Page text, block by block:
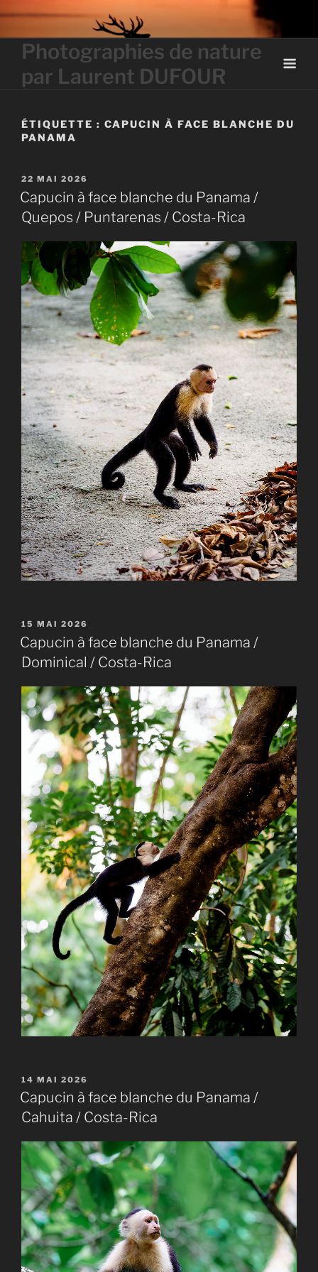
contentPhotographies de nature
par Laurent DUFOUR
ÉTIQUETTE : CAPUCIN À FACE BLANCHE DU
PANAMA
PUBLIÉ
LE
22 MAI 2026
Capucin à face blanche du Panama /
Quepos / Puntarenas / Costa-Rica
PUBLIÉ
LE
15 MAI 2026
Capucin à face blanche du Panama /
Dominical / Costa-Rica
PUBLIÉ
LE
14 MAI 2026
Capucin à face blanche du Panama /
Cahuita / Costa-Rica